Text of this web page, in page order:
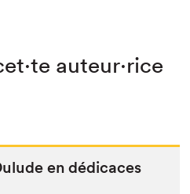
auteur·rice
en dédicaces